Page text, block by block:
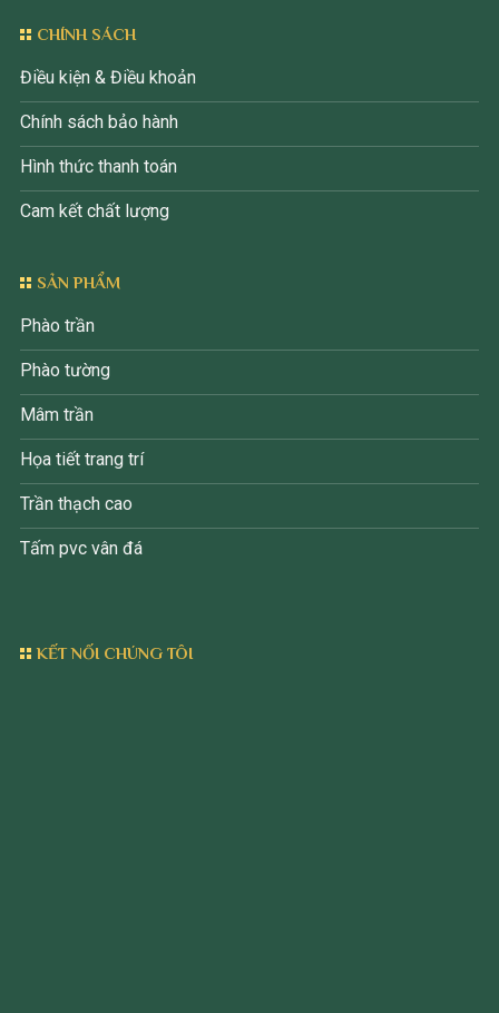
CHÍNH SÁCH
Điều kiện & Điều khoản
Chính sách bảo hành
Hình thức thanh toán
Cam kết chất lượng
SẢN PHẨM
Phào trần
Phào tường
Mâm trần
Họa tiết trang trí
Trần thạch cao
Tấm pvc vân đá
KẾT NỐI CHÚNG TÔI